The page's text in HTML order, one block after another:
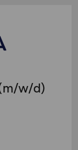
w/d)